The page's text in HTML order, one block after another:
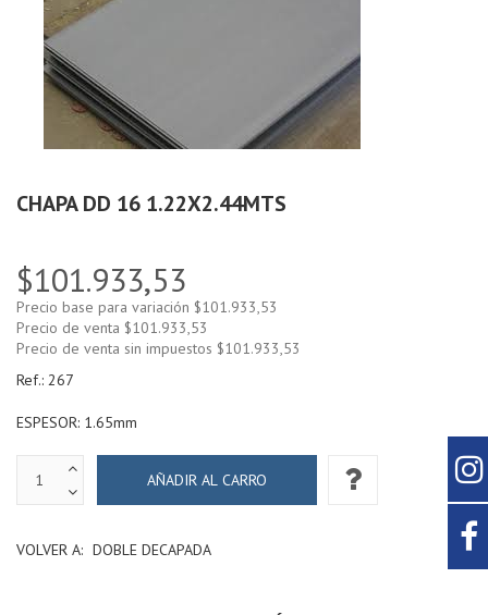
CHAPA DD 16 1.22X2.44MTS
$101.933,53
Precio base para variación $101.933,53
Precio de venta $101.933,53
Precio de venta sin impuestos $101.933,53
Ref.: 267
ESPESOR: 1.65mm
VOLVER A: DOBLE DECAPADA